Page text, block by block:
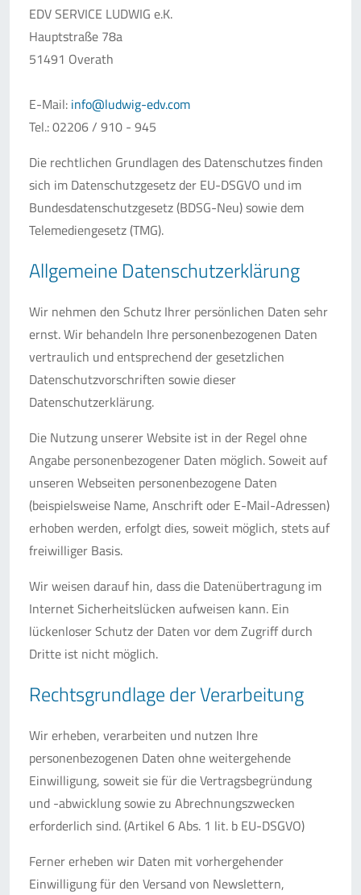
EDV SERVICE LUDWIG e.K.
Hauptstraße 78a
51491 Overath
E-Mail: info@ludwig-edv.com
Tel.: 02206 / 910 - 945
Die rechtlichen Grundlagen des Datenschutzes finden
sich im Datenschutzgesetz der EU-DSGVO und im
Bundesdatenschutzgesetz (BDSG-Neu) sowie dem
Telemediengesetz (TMG).
Allgemeine Datenschutzerklärung
Wir nehmen den Schutz Ihrer persönlichen Daten sehr
ernst. Wir behandeln Ihre personenbezogenen Daten
vertraulich und entsprechend der gesetzlichen
Datenschutzvorschriften sowie dieser
Datenschutzerklärung.
Die Nutzung unserer Website ist in der Regel ohne
Angabe personenbezogener Daten möglich. Soweit auf
unseren Webseiten personenbezogene Daten
(beispielsweise Name, Anschrift oder E-Mail-Adressen)
erhoben werden, erfolgt dies, soweit möglich, stets auf
freiwilliger Basis.
Wir weisen darauf hin, dass die Datenübertragung im
Internet Sicherheitslücken aufweisen kann. Ein
lückenloser Schutz der Daten vor dem Zugriff durch
Dritte ist nicht möglich.
Rechtsgrundlage der Verarbeitung
Wir erheben, verarbeiten und nutzen Ihre
personenbezogenen Daten ohne weitergehende
Einwilligung, soweit sie für die Vertragsbegründung
und -abwicklung sowie zu Abrechnungszwecken
erforderlich sind. (Artikel 6 Abs. 1 lit. b EU-DSGVO)
Ferner erheben wir Daten mit vorhergehender
Einwilligung für den Versand von Newslettern,